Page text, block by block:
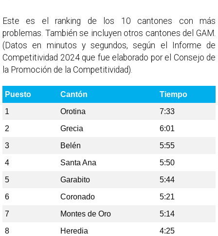
Este es el ranking de los 10 cantones con más
problemas. También se incluyen otros cantones del GAM.
(Datos en minutos y segundos, según el Informe de
Competitividad 2024 que fue elaborado por el Consejo de
la Promoción de la Competitividad).
Puesto Cantón Tiempo
1 Orotina 7:33
2 Grecia 6:01
3 Belén 5:55
4 Santa Ana 5:50
5 Garabito 5:44
6 Coronado 5:21
7 Montes de Oro 5:14
8 Heredia 4:25